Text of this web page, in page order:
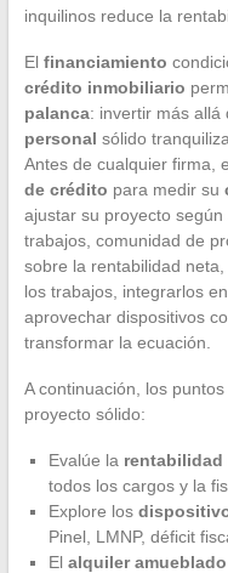
inquilinos reduce la
El financiamiento
crédito inmobiliario
palanca: invertir más allá
personal sólido
Antes de cualquier firma,
de crédito para medir su
ajustar su proyecto
trabajos, comunidad de
sobre la rentabilidad
los trabajos, integrarlos
aprovechar dispositivos
transformar la ecuación.
A continuación, los
proyecto sólido:
Evalúe la rentabilidad
todos los cargos y la
Explore los
Pinel, LMNP, déficit
El alquiler amueblado